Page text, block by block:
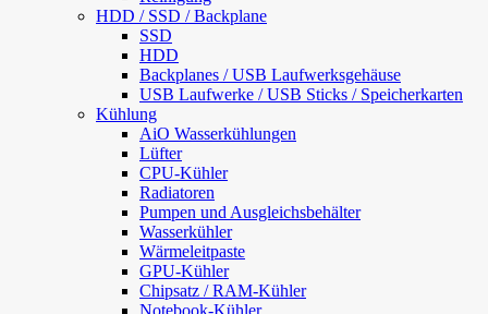
HDD / SSD / Backplane
SSD
HDD
Backplanes / USB Laufwerksgehäuse
USB Laufwerke / USB Sticks / Speicherkarten
Kühlung
AiO Wasserkühlungen
Lüfter
CPU-Kühler
Radiatoren
Pumpen und Ausgleichsbehälter
Wasserkühler
Wärmeleitpaste
GPU-Kühler
Chipsatz / RAM-Kühler
Notebook-Kühler